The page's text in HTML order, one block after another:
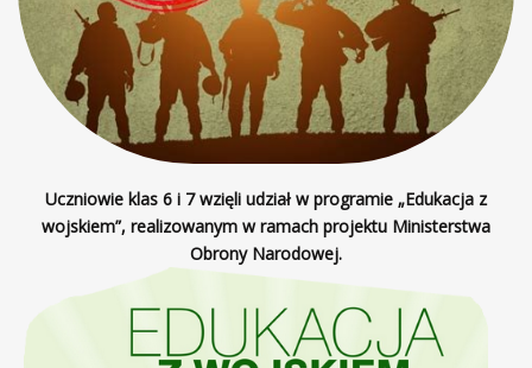
Uczniowie klas 6 i 7 wzięli udział w programie „Edukacja z
wojskiem”, realizowanym w ramach projektu Ministerstwa
Obrony Narodowej.